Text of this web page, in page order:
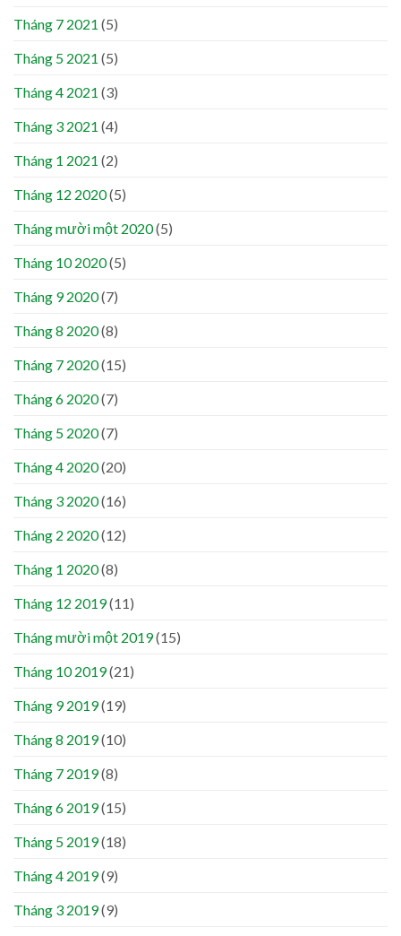
Tháng 7 2021 (5)
Tháng 5 2021 (5)
Tháng 4 2021 (3)
Tháng 3 2021 (4)
Tháng 1 2021 (2)
Tháng 12 2020(5)
Tháng mười một 2020(5)
Tháng 10 2020(5)
Tháng 9 2020(7)
Tháng 8 2020(8)
Tháng 7 2020(15)
Tháng 6 2020(7)
Tháng 5 2020(7)
Tháng 4 2020(20)
Tháng 3 2020(16)
Tháng 2 2020(12)
Tháng 1 2020(8)
Tháng 12 2019(11)
Tháng mười một 2019(15)
Tháng 10 2019(21)
Tháng 9 2019(19)
Tháng 8 2019(10)
Tháng 7 2019(8)
Tháng 6 2019(15)
Tháng 5 2019(18)
Tháng 4 2019(9)
Tháng 3 2019(9)